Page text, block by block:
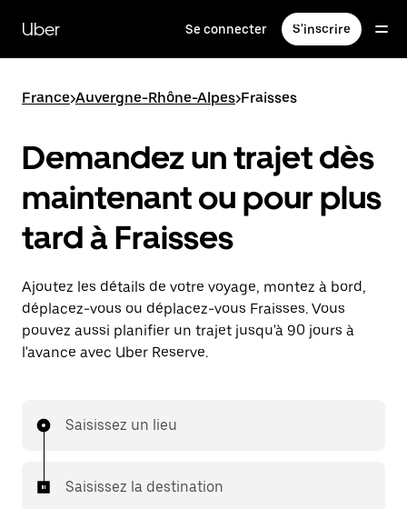
contenu
principal
Uber Se connecter S'inscrire
France>Auvergne-Rhône-Alpes>Fraisses
Demandez un trajet dès
maintenant ou pour plus
tard à Fraisses
Ajoutez les détails de votre voyage, montez à bord,
déplacez-vous ou déplacez-vous Fraisses. Vous
pouvez aussi planifier un trajet jusqu'à 90 jours à
l'avance avec Uber Reserve.
Saisissez un lieu
Saisissez la destination